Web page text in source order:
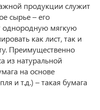
продукции служит
сырье – его
однородную мягкую
как лист, так и
Преимущественно
из натуральной
на основе
и т.д.) – такая бумага